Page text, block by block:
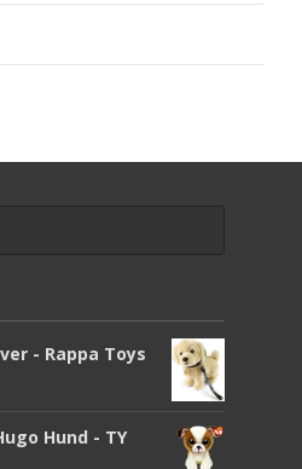
- Rappa Toys
Hund - TY